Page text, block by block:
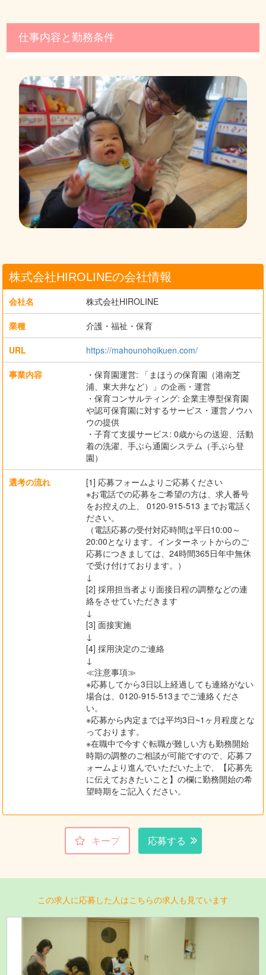
仕事内容と勤務条件
株式会社HIROLINEの会社情報
会社名 株式会社HIROLINE
業種 介護・福祉・保育
URL https://mahounohoikuen.com/
事業内容
・保育園運営: 「まほうの保育園（港南芝
浦、東大井など）」の企画・運営
・保育コンサルティング: 企業主導型保育園
や認可保育園に対するサービス・運営ノウハ
ウの提供
・子育て支援サービス: 0歳からの送迎、活動
着の洗濯、手ぶら通園システム（手ぶら登
園）
選考の流れ
[1] 応募フォームよりご応募ください
※お電話での応募をご希望の方は、求人番号
をお控えの上、 0120-915-513 までお電話く
ださい。
（電話応募の受付対応時間は平日10:00～
20:00となります。インターネットからのご
応募につきましては、24時間365日年中無休
で受け付けております。）
↓
[2] 採用担当者より面接日程の調整などの連
絡をさせていただきます
↓
[3] 面接実施
↓
[4] 採用決定のご連絡
↓
≪注意事項≫
※応募してから3日以上経過しても連絡がない
場合は、0120-915-513までご連絡くださ
い。
※応募から内定までは平均3日~1ヶ月程度とな
っております。
※在職中で今すぐ転職が難しい方も勤務開始
時期の調整のご相談が可能ですので、応募フ
ォームより進んでいただいた上で、【応募先
に伝えておきたいこと】の欄に勤務開始の希
望時期をご記入ください。
キープ 応募する
この求人に応募した人はこちらの求人も見ています